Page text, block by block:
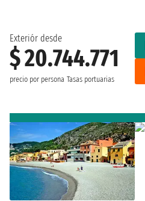
Exteriór desde
$ 20.744.771
precio por persona Tasas portuarias